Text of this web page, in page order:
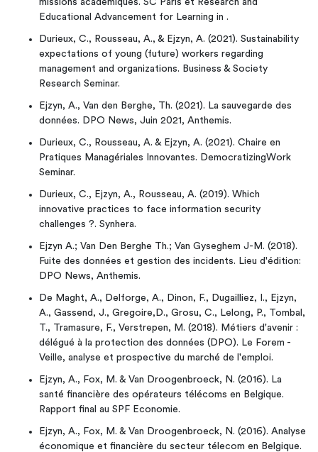
missions académiques. SC Paris et Research and
Educational Advancement for Learning in .
Durieux, C., Rousseau, A., & Ejzyn, A. (2021). Sustainability
expectations of young (future) workers regarding
management and organizations. Business & Society
Research Seminar.
Ejzyn, A., Van den Berghe, Th. (2021). La sauvegarde des
données. DPO News, Juin 2021, Anthemis.
Durieux, C., Rousseau, A. & Ejzyn, A. (2021). Chaire en
Pratiques Managériales Innovantes. DemocratizingWork
Seminar.
Durieux, C., Ejzyn, A., Rousseau, A. (2019). Which
innovative practices to face information security
challenges ?. Synhera.
Ejzyn A.; Van Den Berghe Th.; Van Gyseghem J-M. (2018).
Fuite des données et gestion des incidents. Lieu d'édition:
DPO News, Anthemis.
De Maght, A., Delforge, A., Dinon, F., Dugailliez, I., Ejzyn,
A., Gassend, J., Gregoire,D., Grosu, C., Lelong, P., Tombal,
T., Tramasure, F., Verstrepen, M. (2018). Métiers d'avenir :
délégué à la protection des données (DPO). Le Forem -
Veille, analyse et prospective du marché de l'emploi.
Ejzyn, A., Fox, M. & Van Droogenbroeck, N. (2016). La
santé financière des opérateurs télécoms en Belgique.
Rapport final au SPF Economie.
Ejzyn, A., Fox, M. & Van Droogenbroeck, N. (2016). Analyse
économique et financière du secteur télecom en Belgique.